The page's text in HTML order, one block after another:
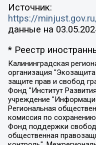
Источник:
https://
данные на
* Реестр
Калининградская региональная общественная организация "Экозащита!-Женсовет", Фонд содействия защите прав и свобод граждан "Общественный вердикт", Фонд "Институт Развития Свободы Информации", Частное учреждение "Информационное агентство МЕМО. РУ", Региональная общественная организация "Общественная комиссия по сохранению наследия академика Сахарова", Фонд поддержки свободы прессы, Санкт-Петербургская общественная правозащитная организация "Гражданский контроль", Межрегиональная общественная организация "Информационно-просветительский центр "Мемориал", Региональный Фонд "Центр Защиты Прав Средств Массовой Информации", с 05.12.2023 Фонд "Центр Защиты Прав Средств массовой информации", Региональная общественная благотворительная организация помощи беженцам и мигрантам "Гражданское содействие", Негосударственное образовательное учреждение дополнительного профессионального образования (повышение квалификации) специалистов "АКАДЕМИЯ ПО ПРАВАМ ЧЕЛОВЕКА", Свердловская региональная общественная организация "Сутяжник", Автономная некоммерческая организация "Центр независимых социологических исследований", Союз общественных объединений "Российский исследовательский центр по правам человека", Региональное общественное учреждение научно-информационный центр "МЕМОРИАЛ", Некоммерческая организация "Фонд защиты гласности", Автономная некоммерческая организация "Институт прав человека", Городская общественная организация "Екатеринбургское общество "МЕМОРИАЛ", Городская общественная организация "Рязанское историко-просветительское и правозащитное общество "Мемориал" (Рязанский Мемориал), Челябинский региональный орган общественной самодеятельности – женское общественное объединение "Женщины Евразии", Челябинский региональный орган общественной самодеятельности "Уральская правозащитная группа", Фонд содействия защите здоровья и социальной справедливости имени Андрея Рылькова, Автономная Некоммерческая Организация "Аналитический Центр Юрия Левады", Автономная некоммерческая организация социальной поддержки населения "Проект Апрель", Региональная общественная организация помощи женщинам и детям, находящимся в кризисной ситуации "Информационно-методический центр "Анна", Фонд содействия развитию массовых коммуникаций и правовому просвещению "Так-так-Так", Фонд содействия устойчивому развитию "Серебряная тайга", Свердловский региональный общественный фонд социальных проектов "Новое время", "Idel.Реалии", Кавказ.Реалии, Крым.Реалии, Телеканал Настоящее Время, Татаро-башкирская служба Радио Свобода (Azatliq Radiosi), Радио Свободная Европа/Радио Свобода (PCE/PC), "Сибирь.Реалии", "Фактограф", Благотворительный фонд помощи осужденным и их семьям, Автономная некоммерческая организация "Институт глобализации и социальных движений", Фонд "В защиту прав заключенных", Частное учреждение "Центр поддержки и содействия развитию средств массовой информации", Пензенский региональный общественный благотворительный фонд "Гражданский союз", "Север.Реалии", Некоммерческая организация Фонд "Правовая инициатива", Общество с ограниченной ответственностью "Радио Свободная Европа/Радио Свобода", Чешское информационное агентство "MEDIUM-ORIENT", Красноярская региональная общественная организация "Мы против СПИДа", Камалягин Денис Николаевич, Маркелов Сергей Евгеньевич, Пономарев Лев Александрович, Савицкая Людмила Алексеевна, Автономная некоммерческая организация "Центр по работе с проблемой насилия "НАСИЛИЮ.НЕТ", Межрегиональный профессиональный союз работников здравоохранения "Альянс врачей", Юридическое лицо, зарегистрированное в Латвийской Республике, SIA "Medusa Project" (регистрационный номер 40103797863, дата регистрации 10.06.2014), Некоммерческая организация "Фонд по борьбе с коррупцией", Автономная некоммерческая организация "Институт права и публичной политики", Баданин Роман Сергеевич, Гликин Максим Александрович, Железнова Мария Михайловна, Лукьянова Юлия Сергеевна, Маетная Елизавета Витальевна, Маняхин Петр Борисович, Чуракова Ольга Владимировна, Ярош Юлия Петровна, Юридическое лицо "The Insider SIA", зарегистрированное в Риге, Латвийская Республика (дата регистрации 26.06.2015), являющееся администратором доменного имени интернет-издания "The Insider SIA", https://theins.ru, Постернак Алексей Евгеньевич, Рубин Михаил Аркадьевич, Анин Роман Александрович, Юридическое лицо Istories fonds, зарегистрированное в Латвийской Республике (регистрационный номер 50008295751, дата регистрации 24.02.2020), Великовский Дмитрий Александрович, Долинина Ирина Николаевна, Мароховская Алеся Алексеевна, Шлейнов Роман Юрьевич, Шмагун Олеся Валентиновна, Общество с ограниченной ответственностью "Альтаир 2021", Общество с ограниченной ответственностью "Вега 2021", Общество с ограниченной ответственностью "Главный редактор 2021", Общество с ограниченной ответственностью "Ромашки монолит", Важенков Артем Валерьевич, Ивановская областная общественная организация "Центр гендерных исследований", Гурман Юрий Альбертович, Медиапроект "ОВД-Инфо", Егоров Владимир Владимирович, Жилинский Владимир Александрович, Общество с ограниченной ответственностью "ЗП", Иванова София Юрьевна, Карезина Инна Павловна, Кильтау Екатерина Викторовна, Петров Алексей Викторович, Пискунов